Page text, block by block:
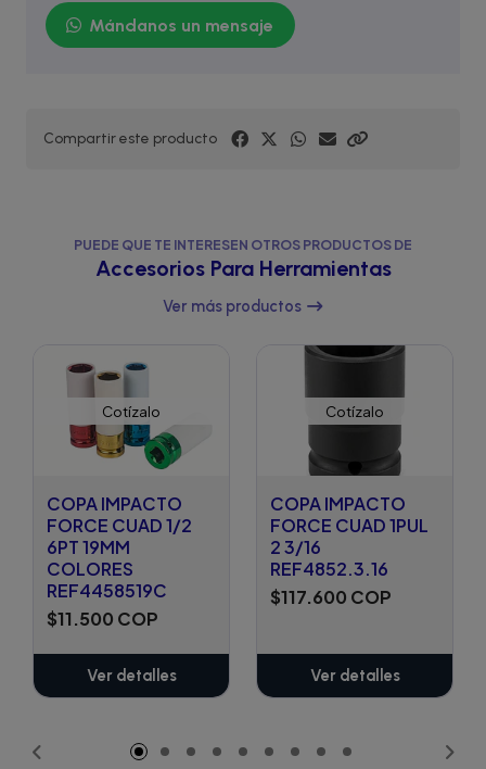
Mándanos un mensaje
Compartir este producto
PUEDE QUE TE INTERESEN OTROS PRODUCTOS DE
Accesorios Para Herramientas
Ver más productos
Cotízalo
COPA IMPACTO
FORCE CUAD 1/2
6PT 19MM
COLORES
REF4458519C
$11.500 COP
Ver detalles
Cotízalo
COPA IMPACTO
FORCE CUAD 1PUL
2 3/16
REF4852.3.16
$117.600 COP
Ver detalles